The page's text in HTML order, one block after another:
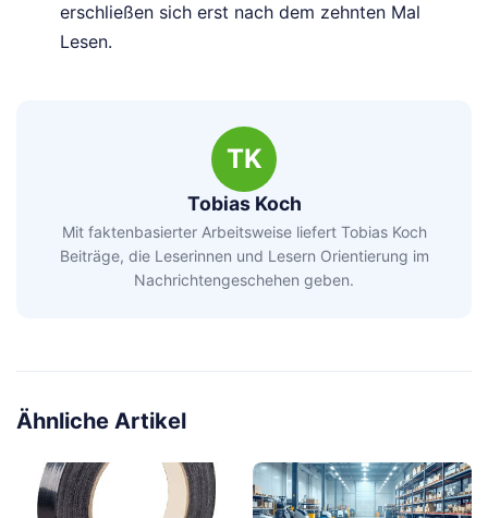
erschließen sich erst nach dem zehnten Mal
Lesen.
TK
Tobias Koch
Mit faktenbasierter Arbeitsweise liefert Tobias Koch
Beiträge, die Leserinnen und Lesern Orientierung im
Nachrichtengeschehen geben.
Ähnliche Artikel